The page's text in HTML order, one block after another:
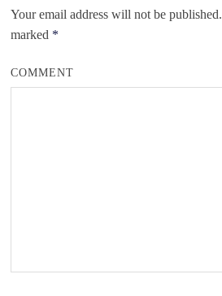
Your email address will not be published.
marked *
COMMENT